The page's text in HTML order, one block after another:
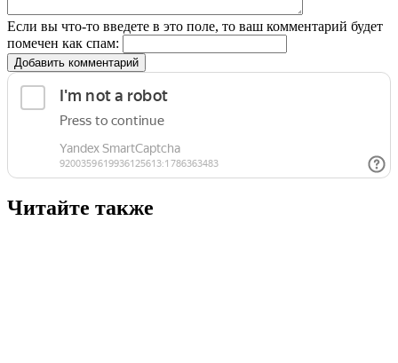
Если вы что-то введете в это поле, то ваш комментарий будет
помечен как спам:
Добавить комментарий
Читайте также